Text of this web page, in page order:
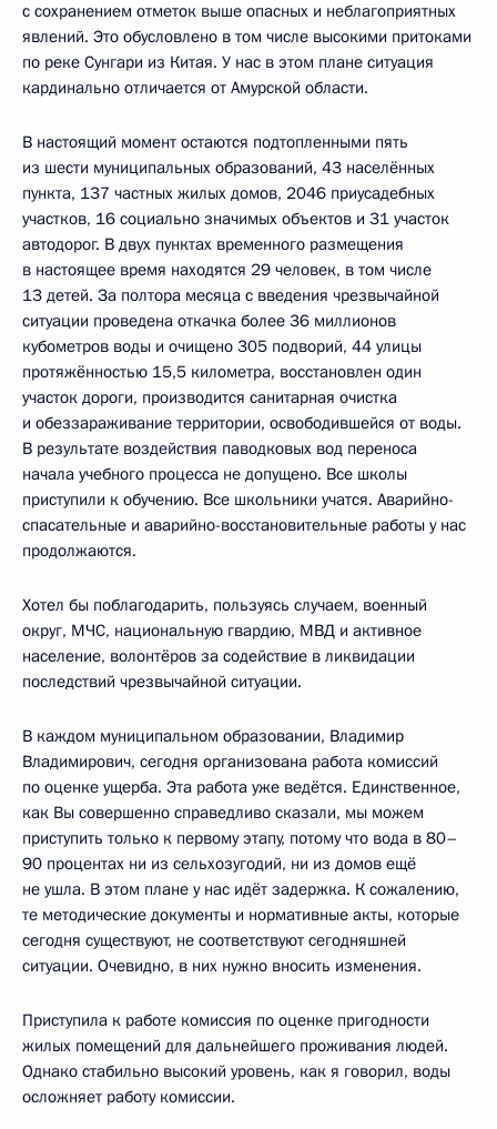
с сохранением отметок выше опасных и неблагоприятных
явлений. Это обусловлено в том числе высокими притоками
по реке Сунгари из Китая. У нас в этом плане ситуация
кардинально отличается от Амурской области.
В настоящий момент остаются подтопленными пять
из шести муниципальных образований, 43 населённых
пункта, 137 частных жилых домов, 2046 приусадебных
участков, 16 социально значимых объектов и 31 участок
автодорог. В двух пунктах временного размещения
в настоящее время находятся 29 человек, в том числе
13 детей. За полтора месяца с введения чрезвычайной
ситуации проведена откачка более 36 миллионов
кубометров воды и очищено 305 подворий, 44 улицы
протяжённостью 15,5 километра, восстановлен один
участок дороги, производится санитарная очистка
и обеззараживание территории, освободившейся от воды.
В результате воздействия паводковых вод переноса
начала учебного процесса не допущено. Все школы
приступили к обучению. Все школьники учатся. Аварийно-
спасательные и аварийно-восстановительные работы у нас
продолжаются.
Хотел бы поблагодарить, пользуясь случаем, военный
округ, МЧС, национальную гвардию, МВД и активное
население, волонтёров за содействие в ликвидации
последствий чрезвычайной ситуации.
В каждом муниципальном образовании, Владимир
Владимирович, сегодня организована работа комиссий
по оценке ущерба. Эта работа уже ведётся. Единственное,
как Вы совершенно справедливо сказали, мы можем
приступить только к первому этапу, потому что вода в 80–
90 процентах ни из сельхозугодий, ни из домов ещё
не ушла. В этом плане у нас идёт задержка. К сожалению,
те методические документы и нормативные акты, которые
сегодня существуют, не соответствуют сегодняшней
ситуации. Очевидно, в них нужно вносить изменения.
Приступила к работе комиссия по оценке пригодности
жилых помещений для дальнейшего проживания людей.
Однако стабильно высокий уровень, как я говорил, воды
осложняет работу комиссии.